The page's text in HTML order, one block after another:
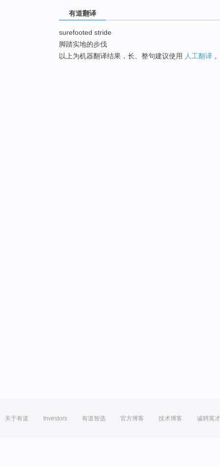
有道翻译
surefooted stride
脚踏实地的步伐
以上为机器翻译结果，长、整句建议使用 人工翻译
关于有道 Investors 有道智选 官方博客 技术博客 诚聘英才